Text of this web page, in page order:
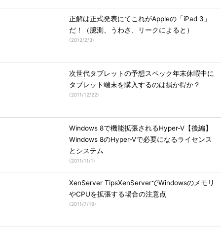
正解は正式発表にてこれがAppleの「iPad 3」
だ！（臆測、うわさ、リークによると）
(2012/2/3)
次世代タブレットの予想スペック年末休暇中に
タブレット端末を購入するのは損か得か？
(2011/12/22)
Windows 8で機能拡張されるHyper-V【後編】
Windows 8のHyper-Vで必要になるライセンス
とシステム
(2011/11/1)
XenServer TipsXenServerでWindowsのメモリ
やCPUを拡張する場合の注意点
(2011/7/19)